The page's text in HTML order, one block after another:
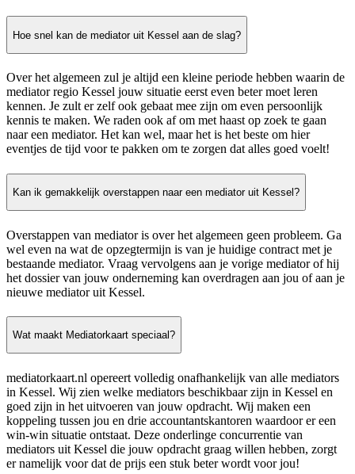
Hoe snel kan de mediator uit Kessel aan de slag?
Over het algemeen zul je altijd een kleine periode hebben waarin de
mediator regio Kessel jouw situatie eerst even beter moet leren
kennen. Je zult er zelf ook gebaat mee zijn om even persoonlijk
kennis te maken. We raden ook af om met haast op zoek te gaan
naar een mediator. Het kan wel, maar het is het beste om hier
eventjes de tijd voor te pakken om te zorgen dat alles goed voelt!
Kan ik gemakkelijk overstappen naar een mediator uit Kessel?
Overstappen van mediator is over het algemeen geen probleem. Ga
wel even na wat de opzegtermijn is van je huidige contract met je
bestaande mediator. Vraag vervolgens aan je vorige mediator of hij
het dossier van jouw onderneming kan overdragen aan jou of aan je
nieuwe mediator uit Kessel.
Wat maakt Mediatorkaart speciaal?
mediatorkaart.nl opereert volledig onafhankelijk van alle mediators
in Kessel. Wij zien welke mediators beschikbaar zijn in Kessel en
goed zijn in het uitvoeren van jouw opdracht. Wij maken een
koppeling tussen jou en drie accountantskantoren waardoor er een
win-win situatie ontstaat. Deze onderlinge concurrentie van
mediators uit Kessel die jouw opdracht graag willen hebben, zorgt
er namelijk voor dat de prijs een stuk beter wordt voor jou!